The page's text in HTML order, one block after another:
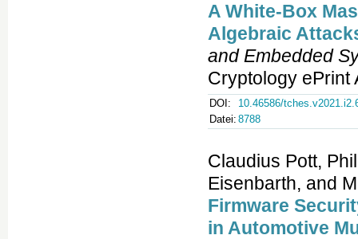
A White-Box
Algebraic
and Embedded
Cryptology ePrint
DOI:
10.46586/
Datei: 8788
Claudius Pott,
Eisenbarth, and
Firmware
in Automotive